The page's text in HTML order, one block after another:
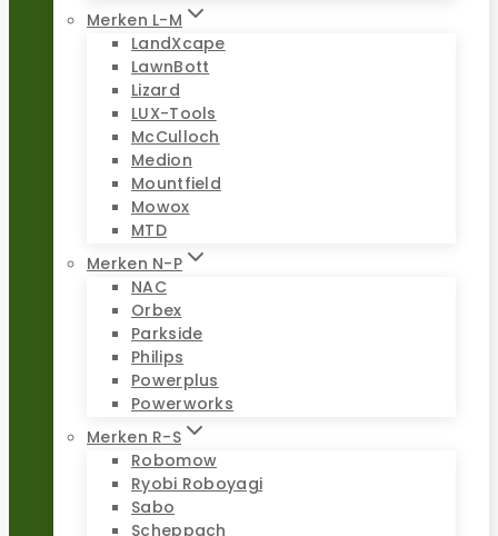
Merken L-M
LandXcape
LawnBott
Lizard
LUX-Tools
McCulloch
Medion
Mountfield
Mowox
MTD
Merken N-P
NAC
Orbex
Parkside
Philips
Powerplus
Powerworks
Merken R-S
Robomow
Ryobi Roboyagi
Sabo
Scheppach